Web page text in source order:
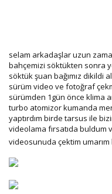
selam arkadaşlar uzun
bahçemizi söktükten sonra
söktük şuan bağımız dikildi
sürüm video ve fotoğraf
sürümden 1gün önce klima
turbo atomizor kumanda
yaptırdım birde tarsus ile
videolama fırsatıda
videosunuda çektim